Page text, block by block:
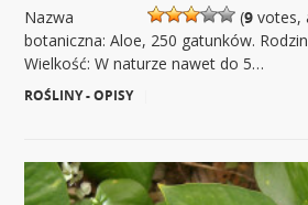
(9votes,
Nazwa
botaniczna: Aloe, 250 gatunków.
Wielkość: W naturze nawet do 5…
ROŚLINY - OPISY